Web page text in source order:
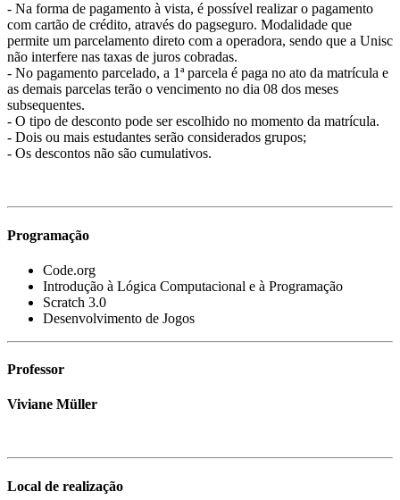
- Na forma de pagamento à vista, é possível realizar o pagamento
com cartão de crédito, através do pagseguro. Modalidade que
permite um parcelamento direto com a operadora, sendo que a Unisc
não interfere nas taxas de juros cobradas.
- No pagamento parcelado, a 1ª parcela é paga no ato da matrícula e
as demais parcelas terão o vencimento no dia 08 dos meses
subsequentes.
- O tipo de desconto pode ser escolhido no momento da matrícula.
- Dois ou mais estudantes serão considerados grupos;
- Os descontos não são cumulativos.
Programação
Code.org
Introdução à Lógica Computacional e à Programação
Scratch 3.0
Desenvolvimento de Jogos
Professor
Viviane Müller
Local de realização